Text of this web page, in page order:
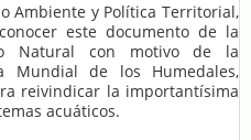
Ambiente y Política Territorial,
este documento de la
Natural con motivo de la
Mundial de los Humedales,
reivindicar la importantísima
acuáticos.